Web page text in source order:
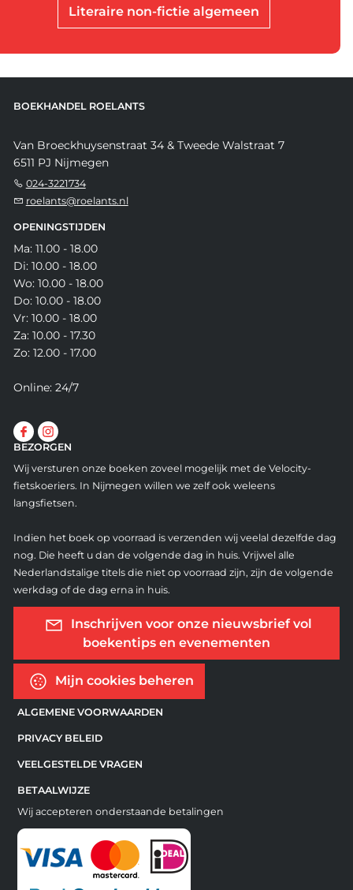
Literaire non-fictie algemeen
BOEKHANDEL ROELANTS
Van Broeckhuysenstraat 34 & Tweede Walstraat 7
6511 PJ Nijmegen
024-3221734
roelants@roelants.nl
OPENINGSTIJDEN
Ma: 11.00 - 18.00
Di: 10.00 - 18.00
Wo: 10.00 - 18.00
Do: 10.00 - 18.00
Vr: 10.00 - 18.00
Za: 10.00 - 17.30
Zo: 12.00 - 17.00
Online: 24/7
BEZORGEN
Wij versturen onze boeken zoveel mogelijk met de Velocity-
fietskoeriers. In Nijmegen willen we zelf ook weleens
langsfietsen.
Indien het boek op voorraad is verzenden wij veelal dezelfde dag
nog. Die heeft u dan de volgende dag in huis. Vrijwel alle
Nederlandstalige titels die niet op voorraad zijn, zijn de volgende
werkdag of de dag erna in huis.
Inschrijven voor onze nieuwsbrief vol
boekentips en evenementen
Mijn cookies beheren
ALGEMENE VOORWAARDEN
PRIVACY BELEID
VEELGESTELDE VRAGEN
BETAALWIJZE
Wij accepteren onderstaande betalingen